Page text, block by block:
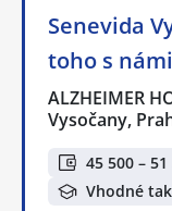
Senevida
toho s
ALZHEIMER
Vysočany,
45 500 – 51
Vhodné